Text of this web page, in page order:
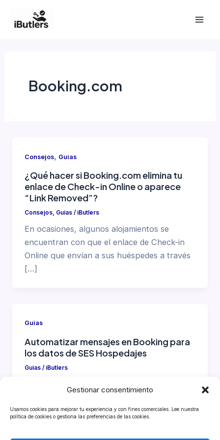
Gestionar consentimiento
Usamos cookies para mejorar tu experiencia y con fines comerciales. Lee nuestra
política de cookies o gestiona las preferencias de las cookies.
Booking.com
Consejos, Guias
¿Qué hacer si Booking.com elimina tu
enlace de Check-in Online o aparece
“Link Removed”?
Consejos, Guias/ iButlers
En ocasiones, algunos alojamientos se
encuentran con que el enlace de Check-in
Online que envían a sus huéspedes a través
[…]
Guias
Automatizar mensajes en Booking para
los datos de SES Hospedajes
Guias/ iButlers
exportación de los calendarios iCal. Desde